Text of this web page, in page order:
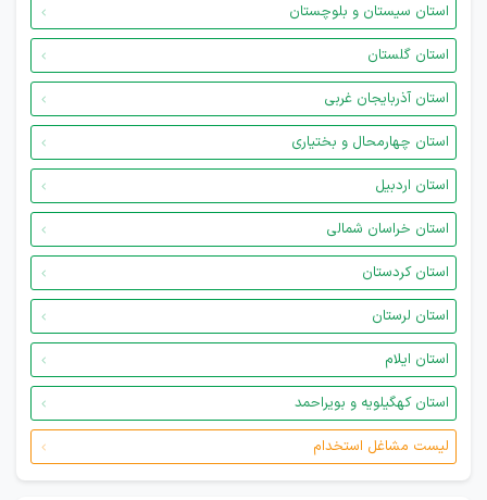
استان سیستان و بلوچستان
استان گلستان
استان آذربایجان غربی
استان چهارمحال و بختیاری
استان اردبیل
استان خراسان شمالی
استان کردستان
استان لرستان
استان ایلام
استان کهگیلویه و بویراحمد
لیست مشاغل استخدام